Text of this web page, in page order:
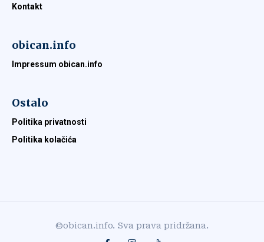
Kontakt
obican.info
Impressum obican.info
Ostalo
Politika privatnosti
Politika kolačića
©obican.info. Sva prava pridržana.